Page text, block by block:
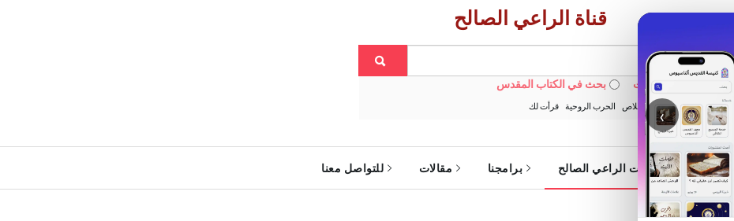
‹
قناة الراعي الصالح
بحث في الويبسايت بحث في الكتاب المقدس
الأكثر بحثًا: خبزنا اليومي الخلاص الحرب الروحية قرأت لك
الرئيسية خدمات الراعي الصالح برامجنا مقالات للتواصل معنا